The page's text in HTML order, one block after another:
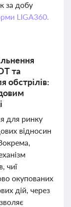
за добу
LIGA360.
та
обстрілів:
для ринку
відносин
чиї
окупованих
дій, через